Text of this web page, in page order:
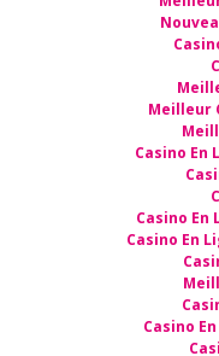
Meilleur
Casino En
Casino
Casino En
Casino